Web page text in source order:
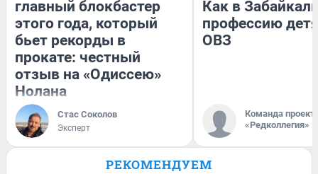
главный блокбастер
этого года, который
бьет рекорды в
прокате: честный
отзыв на «Одиссею»
Нолана
Стас Соколов
Эксперт
Как в
профессию
ОВЗ
Команда
«Редколлегия»
РЕКОМЕНДУЕМ